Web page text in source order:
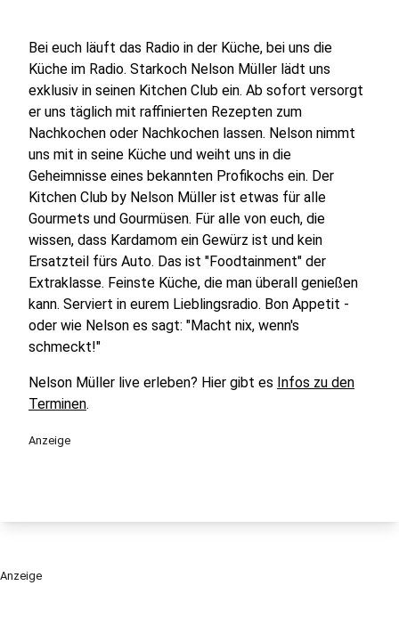
Bei euch läuft das Radio in der Küche, bei uns die
Küche im Radio. Starkoch Nelson Müller lädt uns
exklusiv in seinen Kitchen Club ein. Ab sofort versorgt
er uns täglich mit raffinierten Rezepten zum
Nachkochen oder Nachkochen lassen. Nelson nimmt
uns mit in seine Küche und weiht uns in die
Geheimnisse eines bekannten Profikochs ein. Der
Kitchen Club by Nelson Müller ist etwas für alle
Gourmets und Gourmüsen. Für alle von euch, die
wissen, dass Kardamom ein Gewürz ist und kein
Ersatzteil fürs Auto. Das ist "Foodtainment" der
Extraklasse. Feinste Küche, die man überall genießen
kann. Serviert in eurem Lieblingsradio. Bon Appetit -
oder wie Nelson es sagt: "Macht nix, wenn's
schmeckt!"
Nelson Müller live erleben? Hier gibt es Infos zu den
Terminen.
Anzeige
Anzeige